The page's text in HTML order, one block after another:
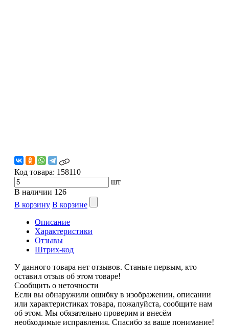
Код товара: 158110
шт
В наличии 126
В корзину В корзине
Описание
Характеристики
Отзывы
Штрих-код
У данного товара нет отзывов. Станьте первым, кто
оставил отзыв об этом товаре!
Сообщить о неточности
Если вы обнаружили ошибку в изображении, описании
или характеристиках товара, пожалуйста, сообщите нам
об этом. Мы обязательно проверим и внесём
необходимые исправления. Спасибо за ваше понимание!